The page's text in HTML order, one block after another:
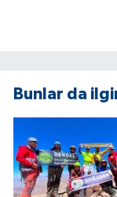
Bunlar da